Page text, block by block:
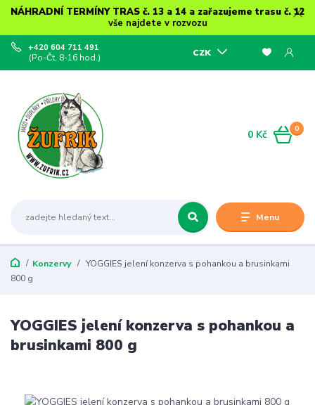
NÁHRADNÍ TERMÍNY TRAS č. 13 a 14 a zařazujeme trasu č. 12
vše najdete v rozvozu
Menu
CZK
+420 604 711 491
(Po-Čt, 8-16 hod.)
0
0 Kč
Konzervy
YOGGIES jelení konzerva s pohankou a brusinkami
800 g
YOGGIES jelení konzerva s pohankou a
brusinkami 800 g